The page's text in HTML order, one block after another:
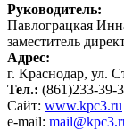
Руководитель:
Павлограцкая
заместитель
Адрес:
г. Краснодар, ул.
Тел.: (861)233-39-
Сайт: www.kpc3.ru
e-mail: